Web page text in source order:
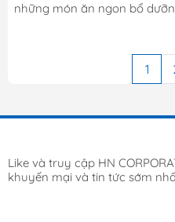
những món ăn ngon bổ
1
Like và truy cập HN
khuyến mại và tin tức sớm